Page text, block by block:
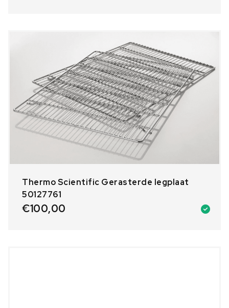
Thermo Scientific Gerasterde legplaat
50127761
€100,00